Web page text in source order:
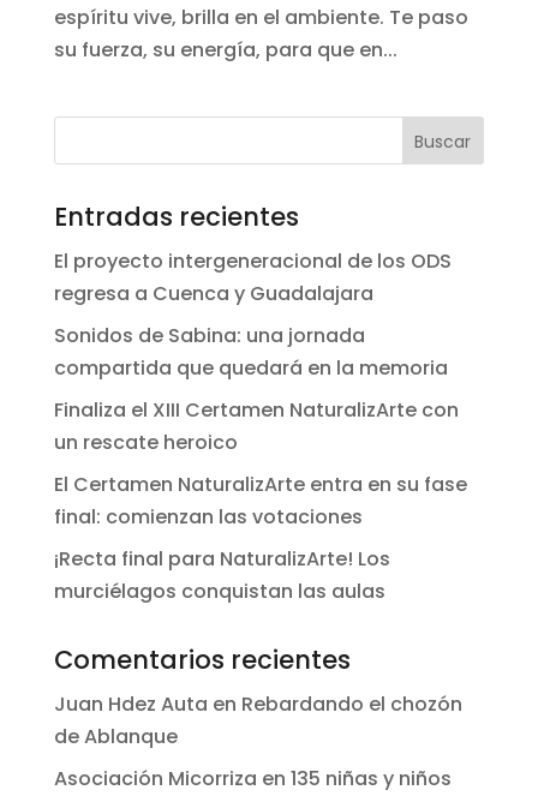
espíritu vive, brilla en el ambiente. Te paso
su fuerza, su energía, para que en...
Entradas recientes
El proyecto intergeneracional de los ODS
regresa a Cuenca y Guadalajara
Sonidos de Sabina: una jornada
compartida que quedará en la memoria
Finaliza el XIII Certamen NaturalizArte con
un rescate heroico
El Certamen NaturalizArte entra en su fase
final: comienzan las votaciones
¡Recta final para NaturalizArte! Los
murciélagos conquistan las aulas
Comentarios recientes
Juan Hdez Auta en Rebardando el chozón
de Ablanque
Asociación Micorriza en 135 niñas y niños